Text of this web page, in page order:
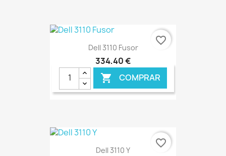
€ ONLINE
Dell 3110 Fusor
334,40 €
 COMPRAR
€ ONLINE
favorite_border
Dell 3110 Y
favorite_border